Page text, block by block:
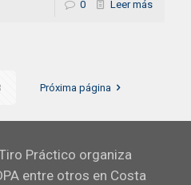
0 Leer más
Próxima página
Práctico organiza
entre otros en Costa